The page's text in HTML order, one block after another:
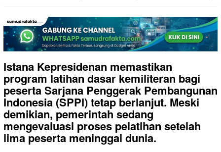
Istana Kepresidenan memastikan
program latihan dasar kemiliteran bagi
peserta Sarjana Penggerak Pembangunan
Indonesia (SPPI) tetap berlanjut. Meski
demikian, pemerintah sedang
mengevaluasi proses pelatihan setelah
lima peserta meninggal dunia.